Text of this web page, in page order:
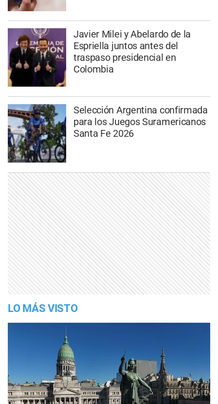
Javier Milei y Abelardo de la
Espriella juntos antes del
traspaso presidencial en
Colombia
Selección Argentina confirmada
para los Juegos Suramericanos
Santa Fe 2026
LO MÁS VISTO